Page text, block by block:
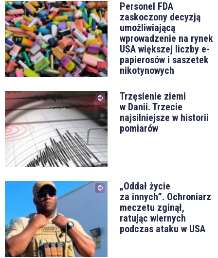
Personel FDA
zaskoczony decyzją
umożliwiającą
wprowadzenie na rynek
USA większej liczby e-
papierosów i saszetek
nikotynowych
Trzęsienie ziemi
w Danii. Trzecie
najsilniejsze w historii
pomiarów
„Oddał życie
za innych”. Ochroniarz
meczetu zginął,
ratując wiernych
podczas ataku w USA